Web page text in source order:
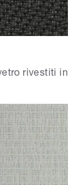
rivestiti in